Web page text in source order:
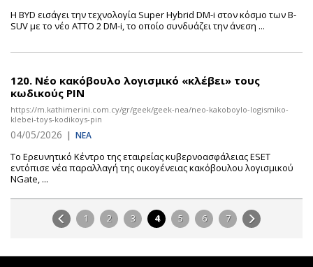
Η BYD εισάγει την τεχνολογία Super Hybrid DM-i στον κόσμο των B-
SUV με το νέο AΤΤΟ 2 DM-i, το οποίο συνδυάζει την άνεση ...
120. Nέο κακόβουλο λογισμικό «κλέβει» τους
κωδικούς PIN
https://m.kathimerini.com.cy/gr/geek/geek-nea/neo-kakoboylo-logismiko-
klebei-toys-kodikoys-pin
04/05/2026 | ΝΕΑ
Το Ερευνητικό Κέντρο της εταιρείας κυβερνοασφάλειας ESET
εντόπισε νέα παραλλαγή της οικογένειας κακόβουλου λογισμικού
NGate, ...
1 2 3 4 5 6 7